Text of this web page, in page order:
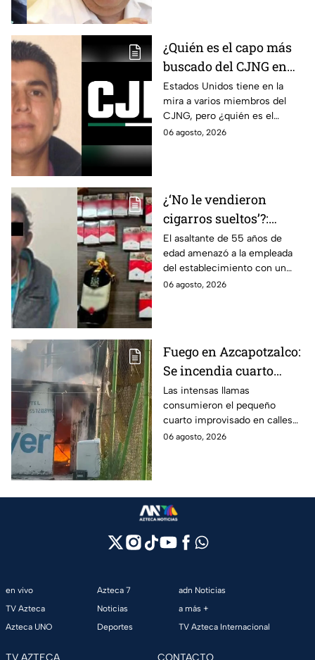
¿Quién es el capo más
buscado del CJNG en
Estados Unidos?
Estados Unidos tiene en la
mira a varios miembros del
CJNG, pero ¿quién es el
miembro más buscado por el
06 agosto, 2026
¿‘No le vendieron
cigarros sueltos’?:
Detienen a hombre tras
asaltar una tienda y
llevarse más de 30
cajetillas en Iztapalapa
El asaltante de 55 años de
edad amenazó a la empleada
del establecimiento con un
arma de fuego, llevándose
06 agosto, 2026
Fuego en Azcapotzalco:
Se incendia cuarto
improvisado en la
Industrial Vallejo;
rompen cadenas para
combatir las llamas
Las intensas llamas
consumieron el pequeño
cuarto improvisado en calles
de Azcapotzalco; bomberos
06 agosto, 2026
en vivo
TV Azteca
Azteca UNO
Azteca 7
Noticias
Deportes
adn Noticias
a más +
TV Azteca Internacional